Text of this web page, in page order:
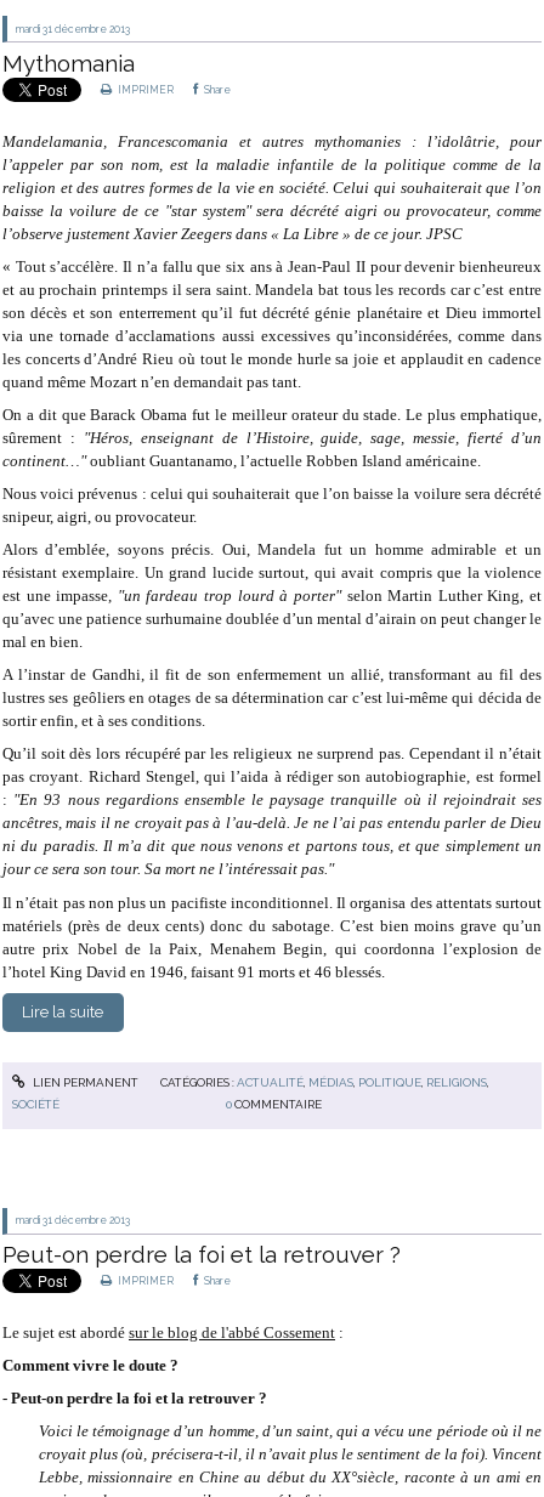
mardi 31 décembre 2013
Mythomania
IMPRIMER Share
Mandelamania, Francescomania et autres mythomanies : l’idolâtrie, pour
l’appeler par son nom, est la maladie infantile de la politique comme de la
religion et des autres formes de la vie en société. Celui qui souhaiterait que l’on
baisse la voilure de ce "star system" sera décrété aigri ou provocateur, comme
l’observe justement Xavier Zeegers dans « La Libre » de ce jour. JPSC
« Tout s’accélère. Il n’a fallu que six ans à Jean-Paul II pour devenir bienheureux
et au prochain printemps il sera saint. Mandela bat tous les records car c’est entre
son décès et son enterrement qu’il fut décrété génie planétaire et Dieu immortel
via une tornade d’acclamations aussi excessives qu’inconsidérées, comme dans
les concerts d’André Rieu où tout le monde hurle sa joie et applaudit en cadence
quand même Mozart n’en demandait pas tant.
On a dit que Barack Obama fut le meilleur orateur du stade. Le plus emphatique,
sûrement : "Héros, enseignant de l’Histoire, guide, sage, messie, fierté d’un
continent…"oubliant Guantanamo, l’actuelle Robben Island américaine.
Nous voici prévenus : celui qui souhaiterait que l’on baisse la voilure sera décrété
snipeur, aigri, ou provocateur.
Alors d’emblée, soyons précis. Oui, Mandela fut un homme admirable et un
résistant exemplaire. Un grand lucide surtout, qui avait compris que la violence
est une impasse, "un fardeau trop lourd à porter"selon Martin Luther King, et
qu’avec une patience surhumaine doublée d’un mental d’airain on peut changer le
mal en bien.
A l’instar de Gandhi, il fit de son enfermement un allié, transformant au fil des
lustres ses geôliers en otages de sa détermination car c’est lui-même qui décida de
sortir enfin, et à ses conditions.
Qu’il soit dès lors récupéré par les religieux ne surprend pas. Cependant il n’était
pas croyant. Richard Stengel, qui l’aida à rédiger son autobiographie, est formel
: "En 93 nous regardions ensemble le paysage tranquille où il rejoindrait ses
ancêtres, mais il ne croyait pas à l’au-delà. Je ne l’ai pas entendu parler de Dieu
ni du paradis. Il m’a dit que nous venons et partons tous, et que simplement un
jour ce sera son tour. Sa mort ne l’intéressait pas."
Il n’était pas non plus un pacifiste inconditionnel. Il organisa des attentats surtout
matériels (près de deux cents) donc du sabotage. C’est bien moins grave qu’un
autre prix Nobel de la Paix, Menahem Begin, qui coordonna l’explosion de
l’hotel King David en 1946, faisant 91 morts et 46 blessés.
Lire la suite
LIEN PERMANENT CATÉGORIES :ACTUALITÉ, MÉDIAS, POLITIQUE, RELIGIONS,
SOCIÉTÉ
0 COMMENTAIRE
mardi 31 décembre 2013
Peut-on perdre la foi et la retrouver ?
IMPRIMER Share
Le sujet est abordé sur le blog de l'abbé Cossement :
Comment vivre le doute ?
- Peut-on perdre la foi et la retrouver ?
Voici le témoignage d’un homme, d’un saint, qui a vécu une période où il ne
croyait plus (où, précisera-t-il, il n’avait plus le sentiment de la foi). Vincent
Lebbe, missionnaire en Chine au début du XX°siècle, raconte à un ami en